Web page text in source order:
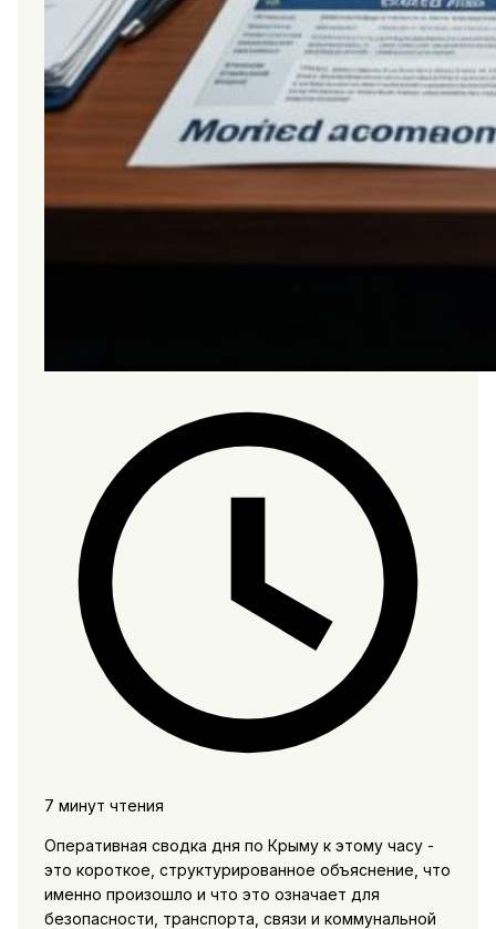
7 минут чтения
Оперативная сводка дня по Крыму к этому часу -
это короткое, структурированное объяснение, что
именно произошло и что это означает для
безопасности, транспорта, связи и коммунальной